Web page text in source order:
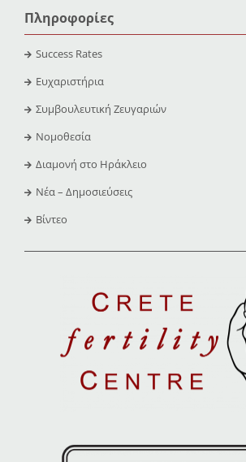
Πληροφορίες
Success Rates
Ευχαριστήρια
Συμβουλευτική Ζευγαριών
Νομοθεσία
Διαμονή στο Ηράκλειο
Νέα – Δημοσιεύσεις
Βίντεο